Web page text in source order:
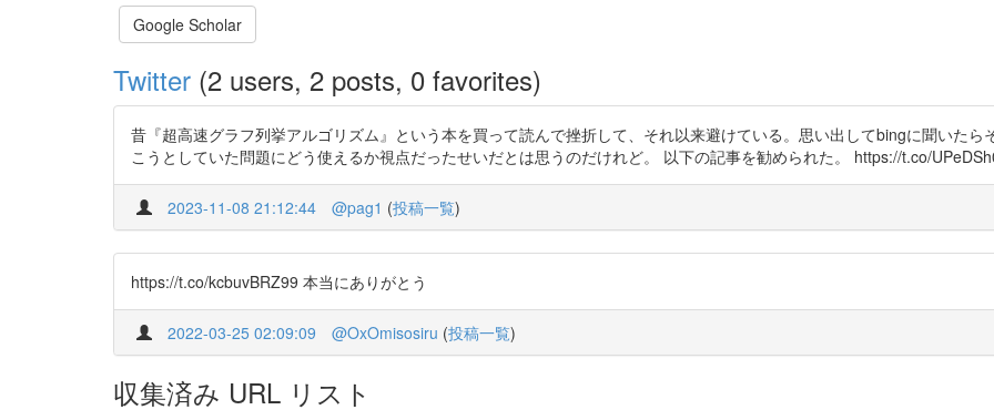
Google Scholar
Twitter (2 users, 2 posts, 0 favorites)
昔『超高速グラフ列挙アルゴリズム』という本を買って読んで挫折して、それ以来避けている。思い出してbingに聞いた
こうとしていた問題にどう使えるか視点だったせいだとは思うのだけれど。 以下の記事を勧められた。 https://t.co/
2023-11-08 21:12:44 @pag1 (投稿一覧)
https://t.co/kcbuvBRZ99 本当にありがとう
2022-03-25 02:09:09 @OxOmisosiru (投稿一覧)
収集済み URL リスト